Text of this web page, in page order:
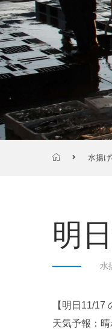
水揚
明
水
【明日11/
天気予報